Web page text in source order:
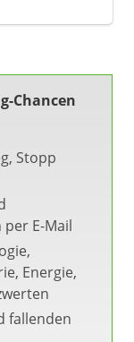
Chancen
Stopp
E-Mail
Energie,
fallenden